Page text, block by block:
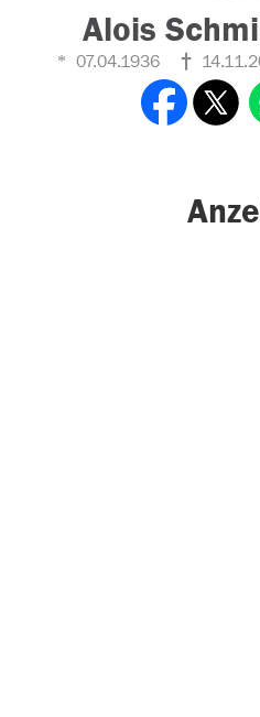
Alois
07.04.1936